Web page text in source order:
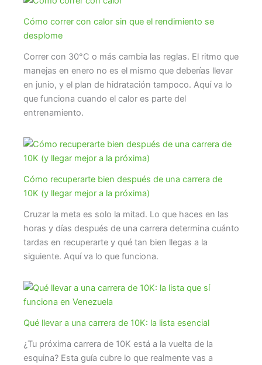
Cómo correr con calor sin que el rendimiento se
desplome
Correr con 30°C o más cambia las reglas. El ritmo que
manejas en enero no es el mismo que deberías llevar
en junio, y el plan de hidratación tampoco. Aquí va lo
que funciona cuando el calor es parte del
entrenamiento.
Cómo recuperarte bien después de una carrera de
10K (y llegar mejor a la próxima)
Cruzar la meta es solo la mitad. Lo que haces en las
horas y días después de una carrera determina cuánto
tardas en recuperarte y qué tan bien llegas a la
siguiente. Aquí va lo que funciona.
Qué llevar a una carrera de 10K: la lista esencial
¿Tu próxima carrera de 10K está a la vuelta de la
esquina? Esta guía cubre lo que realmente vas a